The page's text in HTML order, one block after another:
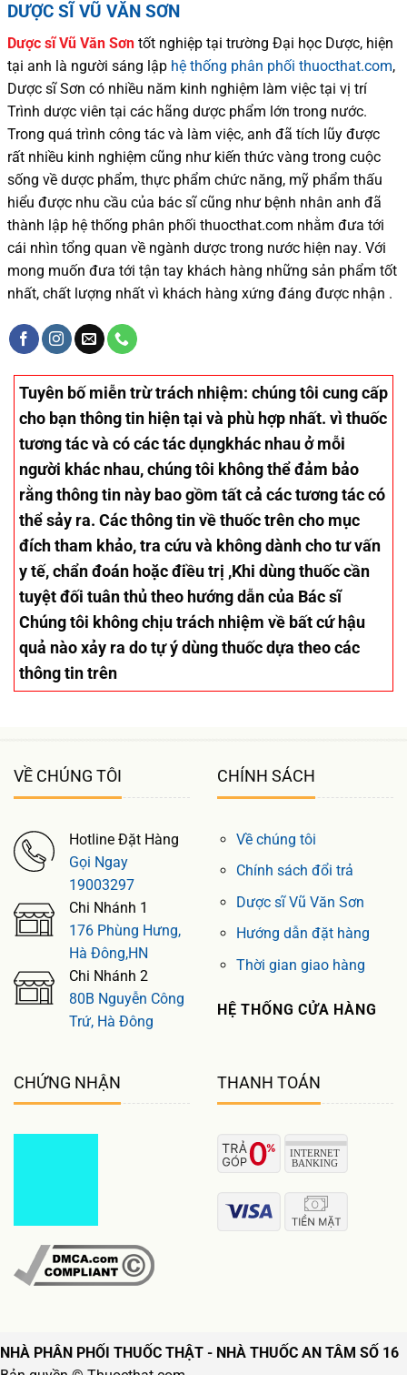
DƯỢC SĨ VŨ VĂN SƠN
Dược sĩVũ Văn Sơn tốt nghiệp tại trường Đại học Dược, hiện
tại anh là người sáng lập hệ thống phân phối thuocthat.com,
Dược sĩSơn có nhiều năm kinh nghiệm làm việc tại vị trí
Trình dược viên tại các hãng dược phẩm lớn trong nước.
Trong quá trình công tác và làm việc, anh đã tích lũy được
rất nhiều kinh nghiệm cũng như kiến thức vàng trong cuộc
sống về dược phẩm, thực phẩm chức năng, mỹ phẩm thấu
hiểu được nhu cầu của bác sĩcũng như bệnh nhân anh đã
thành lập hệ thống phân phối thuocthat.com nhằm đưa tới
cái nhìn tổng quan về ngành dược trong nước hiện nay. Với
mong muốn đưa tới tận tay khách hàng những sản phẩm tốt
nhất, chất lượng nhất vì khách hàng xứng đáng được nhận .
Tuyên bố miễn trừ trách nhiệm: chúng tôi cung cấp
cho bạn thông tin hiện tại và phù hợp nhất. vì thuốc
tương tác và có các tác dụngkhác nhau ở mỗi
người khác nhau, chúng tôi không thể đảm bảo
rằng thông tin này bao gồm tất cả các tương tác có
thể sảy ra. Các thông tin về thuốc trên cho mục
đích tham khảo, tra cứu và không dành cho tư vấn
y tế, chẩn đoán hoặc điều trị ,Khi dùng thuốc cần
tuyệt đối tuân thủ theo hướng dẫn của Bác sĩ
Chúng tôi không chịu trách nhiệm về bất cứ hậu
quả nào xảy ra do tự ý dùng thuốc dựa theo các
thông tin trên
VỀ CHÚNG TÔI
Hotline Đặt Hàng
Gọi Ngay
19003297
Chi Nhánh 1
176 Phùng Hưng,
Hà Đông,HN
Chi Nhánh 2
80B Nguyễn Công
Trứ, Hà Đông
CHÍNH SÁCH
Về chúng tôi
Chính sách đổi trả
Dược sĩ Vũ Văn Sơn
Hướng dẫn đặt hàng
Thời gian giao hàng
HỆ THỐNG CỬA HÀNG
CHỨNG NHẬN THANH TOÁN
NHÀ PHÂN PHỐI THUỐC THẬT - NHÀ THUỐC AN TÂM SỐ 16